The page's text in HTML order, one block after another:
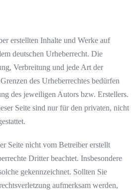
erstellten Inhalte und Werke auf
deutschen Urheberrecht. Die
Verbreitung und jede Art der
des Urheberrechtes bedürfen
des jeweiligen Autors bzw. Erstellers.
Seite sind nur für den privaten, nicht
Seite nicht vom Betreiber erstellt
Dritter beachtet. Insbesondere
gekennzeichnet. Sollten Sie
aufmerksam werden,